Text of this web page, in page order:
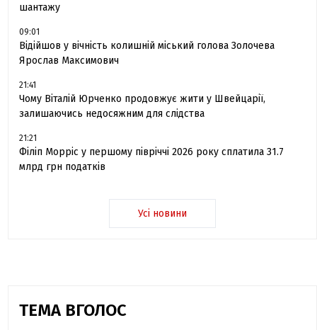
шантажу
09:01
Відійшов у вічність колишній міський голова Золочева
Ярослав Максимович
21:41
Чому Віталій Юрченко продовжує жити у Швейцарії,
залишаючись недосяжним для слідства
21:21
Філіп Морріс у першому півріччі 2026 року сплатила 31.7
млрд грн податків
Усі новини
ТЕМА ВГОЛОС